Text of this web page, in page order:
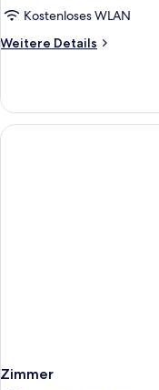
Kostenloses WLAN
Weitere Details
Weitere
Zimmer